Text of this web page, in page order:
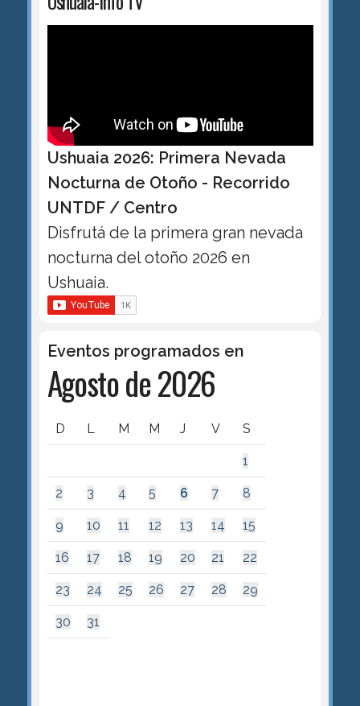
Ushuaia 2026: Primera Nevada
Nocturna de Otoño - Recorrido
UNTDF / Centro
Disfrutá de la primera gran nevada
nocturna del otoño 2026 en
Ushuaia.
Eventos programados en
Agosto de 2026
D L M M J V S
1
2 3 4 5 6 7 8
9 10 11 12 13 14 15
16 17 18 19 20 21 22
23 24 25 26 27 28 29
30 31